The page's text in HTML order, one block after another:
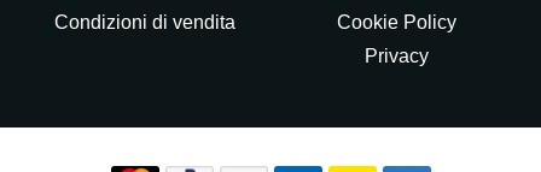
Condizioni di vendita
Cookie Policy
Privacy